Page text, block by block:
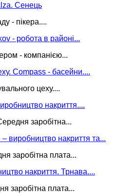
Сенець
- пікера....
- робота в районі...
- компанією...
Compass - басейни....
цеху....
накриття....
заробітна...
виробництво накриття та...
заробітна плата...
накриття. Трнава....
заробітна плата...